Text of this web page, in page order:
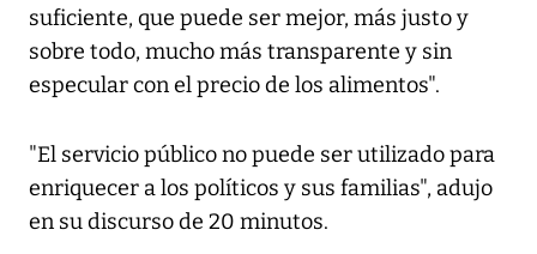
suficiente, que puede ser mejor, más justo y
sobre todo, mucho más transparente y sin
especular con el precio de los alimentos".
"El servicio público no puede ser utilizado para
enriquecer a los políticos y sus familias", adujo
en su discurso de 20 minutos.